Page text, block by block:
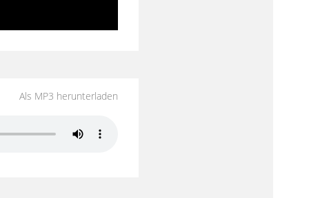
Als MP3 herunterladen